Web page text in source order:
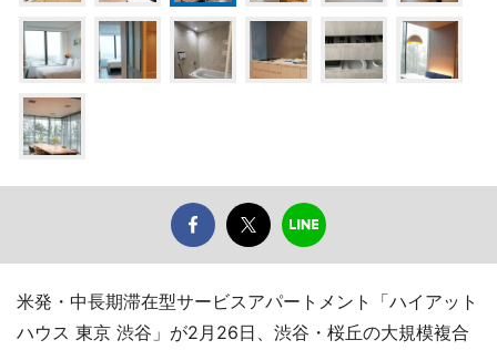
米発・中長期滞在型サービスアパートメント「ハイアット
ハウス 東京 渋谷」が2月26日、渋谷・桜丘の大規模複合